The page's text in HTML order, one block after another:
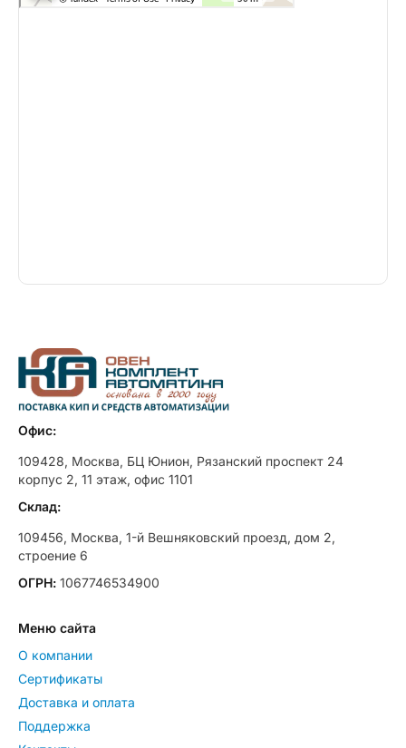
Офис:
109428, Москва, БЦ Юнион, Рязанский проспект 24
корпус 2, 11 этаж, офис 1101
Склад:
109456, Москва, 1-й Вешняковский проезд, дом 2,
строение 6
ОГРН: 1067746534900
Меню сайта
О компании
Сертификаты
Доставка и оплата
Поддержка